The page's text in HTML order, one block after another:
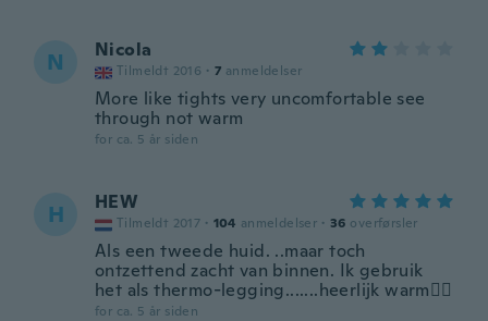
N Nicola
Tilmeldt 2016 · 7 anmeldelser
More like tights very uncomfortable see
through not warm
for ca. 5 år siden
H HEW
Tilmeldt 2017 · 104 anmeldelser · 36 overførsler
Als een tweede huid. ..maar toch
ontzettend zacht van binnen. Ik gebruik
het als thermo-legging.......heerlijk warm👍🏻
for ca. 5 år siden